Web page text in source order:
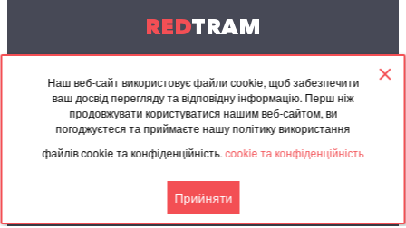
Наш веб-сайт використовує файли cookie, щоб забезпечити
ваш досвід перегляду та відповідну інформацію. Перш ніж
продовжувати користуватися нашим веб-сайтом, ви
погоджуєтеся та приймаєте нашу політику використання
файлів cookie та конфіденційність.cookie та конфіденційність
Прийняти
REDTRAM
© 2004-2026 Redtram, Ltd.
Співпраця
Партнерські
матеріали
Архів
Угода
Контакти